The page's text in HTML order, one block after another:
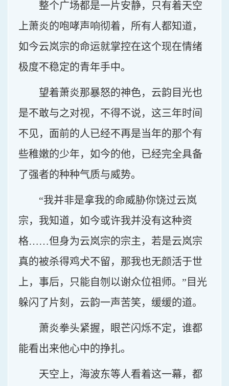
整个广场都是一片安静，只有着天空
上萧炎的咆哮声响彻着，所有人都知道，
如今云岚宗的命运就掌控在这个现在情绪
极度不稳定的青年手中。
望着萧炎那暴怒的神色，云韵目光也
是不敢与之对视，不得不说，这三年时间
不见，面前的人已经不再是当年的那个有
些稚嫩的少年，如今的他，已经完全具备
了强者的种种气质与威势。
“我并非是拿我的命威胁你饶过云岚
宗，我知道，如今或许我并没有这种资
格……但身为云岚宗的宗主，若是云岚宗
真的被杀得鸡犬不留，那我也无颜活于世
上，事后，只能自刎以谢众位祖师。”目光
躲闪了片刻，云韵一声苦笑，缓缓的道。
萧炎拳头紧握，眼芒闪烁不定，谁都
能看出来他心中的挣扎。
天空上，海波东等人看着这一幕，都